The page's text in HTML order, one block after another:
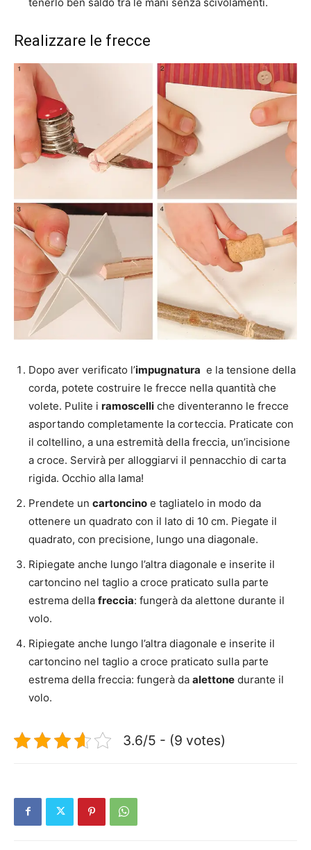
Realizzare le frecce
Dopo aver verificato l’impugnatura e la tensione della
corda, potete costruire le frecce nella quantità che
volete. Pulite i ramoscelli che diventeranno le frecce
asportando completamente la corteccia. Praticate con
il coltellino, a una estremità della freccia, un’incisione
a croce. Servirà per alloggiarvi il pennacchio di carta
rigida. Occhio alla lama!
Prendete un cartoncino e tagliatelo in modo da
ottenere un quadrato con il lato di 10 cm. Piegate il
quadrato, con precisione, lungo una diagonale.
Ripiegate anche lungo l’altra diagonale e inserite il
cartoncino nel taglio a croce praticato sulla parte
estrema della freccia: fungerà da alettone durante il
volo.
Ripiegate anche lungo l’altra diagonale e inserite il
cartoncino nel taglio a croce praticato sulla parte
estrema della freccia: fungerà da alettone durante il
volo.
3.6/5 - (9 votes)